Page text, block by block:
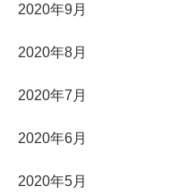
2020年9月
2020年8月
2020年7月
2020年6月
2020年5月